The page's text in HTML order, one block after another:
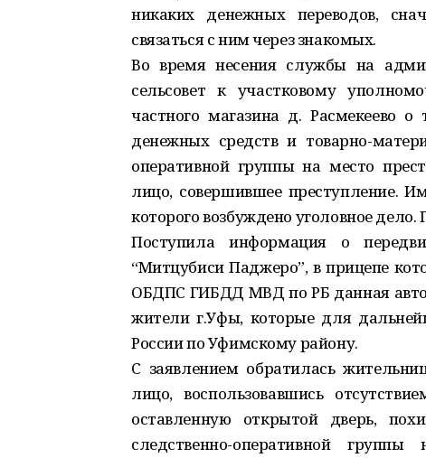
никаких денежных переводов,
связаться с ним через знакомых.
Во время несения службы на
сельсовет к участковому
частного магазина д. Расмекеево
денежных средств и товарно-
оперативной группы на место
лицо, совершившее преступление.
которого возбуждено уголовное
Поступила информация о
“Митцубиси Паджеро”, в прицепе
ОБДПС ГИБДД МВД по РБ данная
жители г.Уфы, которые для
России по Уфимскому району.
С заявлением обратилась
лицо, воспользовавшись
оставленную открытой дверь,
следственно-оперативной